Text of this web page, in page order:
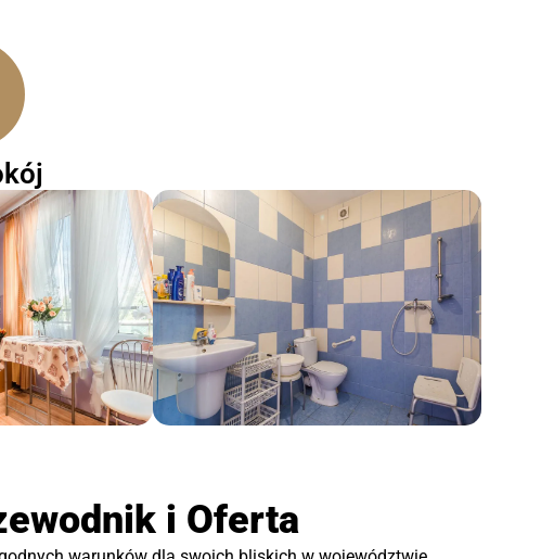
i Oferta